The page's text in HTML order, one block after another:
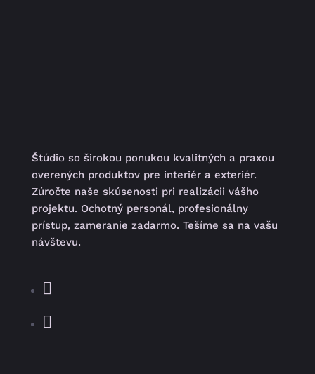
Štúdio so širokou ponukou kvalitných a praxou
overených produktov pre interiér a exteriér.
Zúročte naše skúsenosti pri realizácii vášho
projektu. Ochotný personál, profesionálny
prístup, zameranie zadarmo. Tešíme sa na vašu
návštevu.